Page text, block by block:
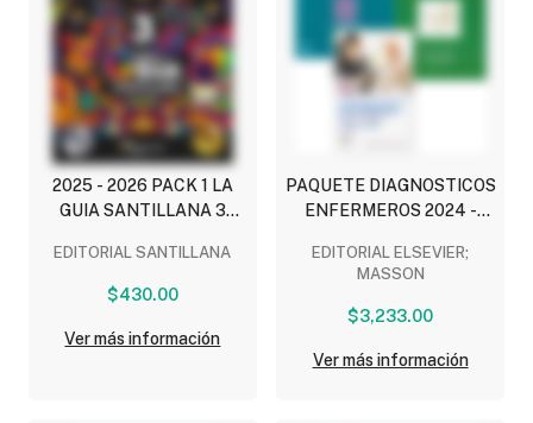
2025 - 2026 PACK 1 LA
GUIA SANTILLANA 3
(INCLUYE ESCENARIOS,
ALAS DE PAPEL,
MATEMATICOS,
EDITORIAL SANTILLANA
$430.00
Ver más información
PAQUETE DIAGNOSTICOS
ENFERMEROS 2024 -
(CONTIENE 3 LIBROS)
EDITORIAL ELSEVIER;
MASSON
$3,233.00
Ver más información